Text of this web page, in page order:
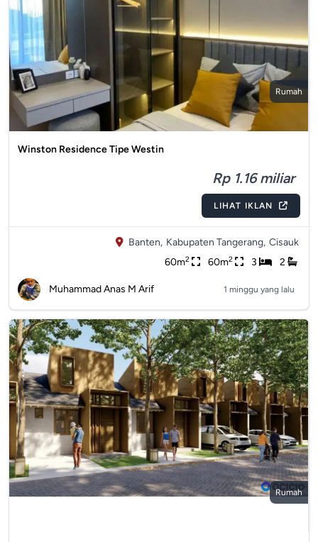
Rumah
Winston Residence Tipe Westin
Rp 1.16 miliar
LIHAT IKLAN
Banten, Kabupaten Tangerang, Cisauk
60m2 60m2 3 2
Muhammad Anas M Arif 1 minggu yang lalu
Rumah